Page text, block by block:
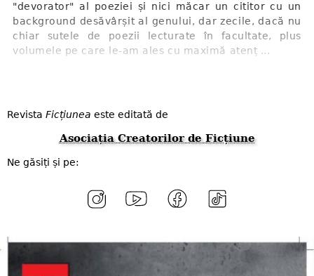
"devorator" al poeziei și nici măcar un cititor cu un
background desăvârșit al genului, dar zecile, dacă nu
chiar sutele de poezii lecturate în facultate, plus
volumele pe care le-am ales cu maximă atenț ...
Revista Ficțiunea este editată de
Asociația Creatorilor de Ficțiune
Ne găsiți și pe: